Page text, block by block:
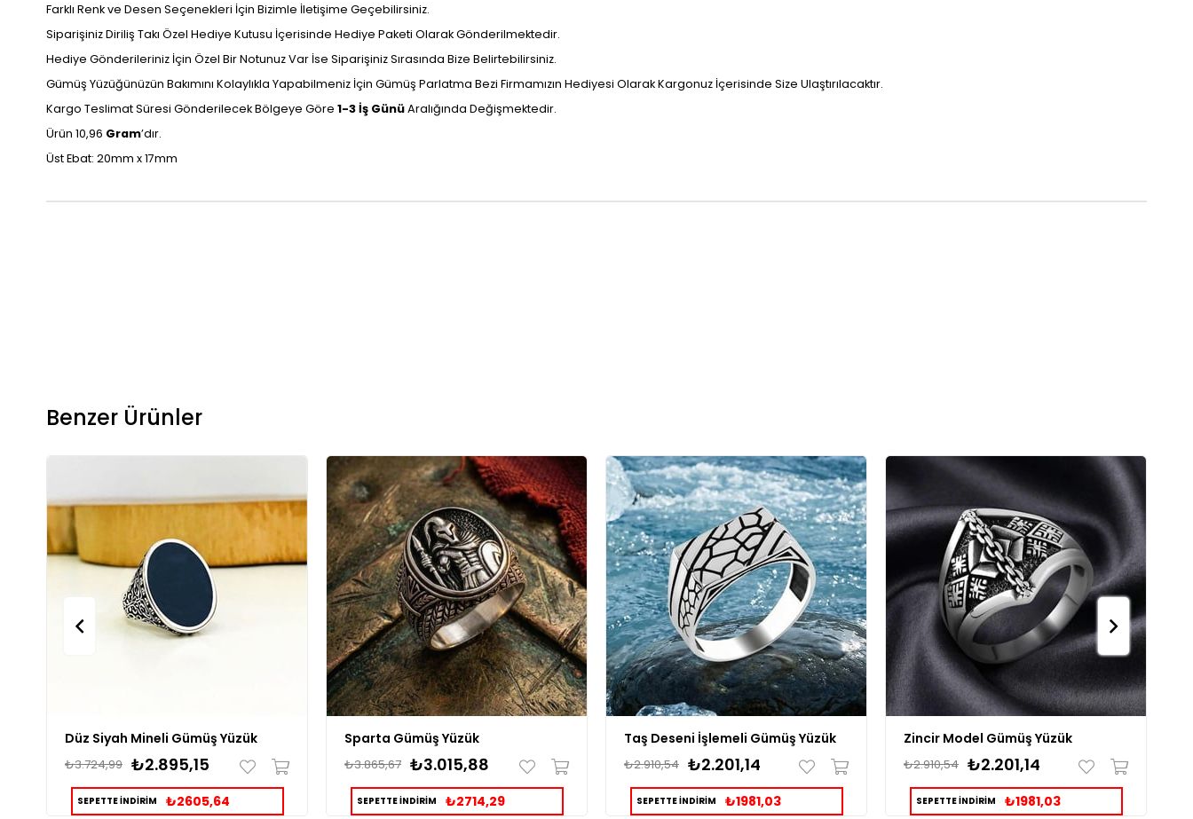
Farklı Renk ve Desen Seçenekleri İçin Bizimle İletişime Geçebilirsiniz.
Siparişiniz Diriliş Takı Özel Hediye Kutusu İçerisinde Hediye Paketi Olarak Gönderilmektedir.
Hediye Gönderileriniz İçin Özel Bir Notunuz Var İse Siparişiniz Sırasında Bize Belirtebilirsiniz.
Gümüş Yüzüğünüzün Bakımını Kolaylıkla Yapabilmeniz İçin Gümüş Parlatma Bezi Firmamızın Hediyesi Olarak Kargonuz İçerisinde Size Ulaştırılacaktır.
Kargo Teslimat Süresi Gönderilecek Bölgeye Göre 1-3 İş GünüAralığında Değişmektedir.
Ürün 10,96 Gram’dır.
Üst Ebat: 20mm x 17mm
Benzer Ürünler
Düz Siyah Mineli Gümüş Yüzük
₺2.895,15
₺3.724,99
SEPETTE İNDİRİM ₺2605,64
Sparta Gümüş Yüzük
₺3.015,88
₺3.865,67
SEPETTE İNDİRİM ₺2714,29
Taş Deseni İşlemeli Gümüş Yüzük
₺2.201,14
₺2.910,54
SEPETTE İNDİRİM ₺1981,03
Zincir Model Gümüş Yüzük
₺2.201,14
₺2.910,54
SEPETTE İNDİRİM ₺1981,03